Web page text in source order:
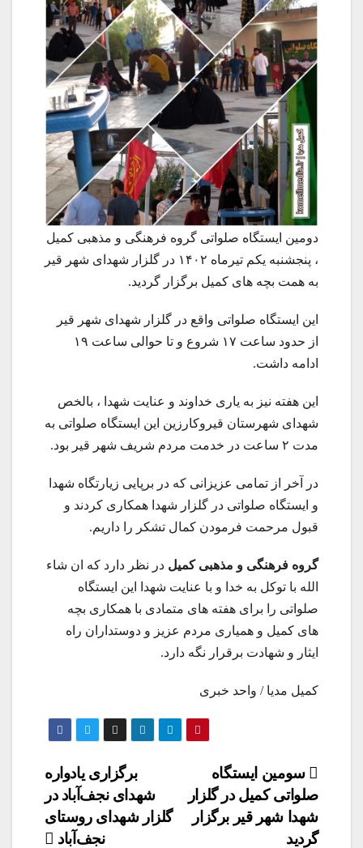
دومین ایستگاه صلواتی گروه فرهنگی و مذهبی کمیل
، پنجشنبه یکم تیرماه ۱۴۰۲ در گلزار شهدای شهر قیر
به همت بچه های کمیل برگزار گردید.
این ایستگاه صلواتی واقع در گلزار شهدای شهر قیر
از حدود ساعت ۱۷ شروع و تا حوالی ساعت ۱۹
ادامه داشت.
این هفته نیز به یاری خداوند و عنایت شهدا ، بالخص
شهدای شهرستان قیروکارزین این ایستگاه صلواتی به
مدت ۲ ساعت در خدمت مردم شریف شهر قیر بود.
در آخر از تمامی عزیزانی که در برپایی زیارتگاه شهدا
و ایستگاه صلواتی در گلزار شهدا همکاری کردند و
قبول مرحمت فرمودن کمال تشکر را داریم.
گروه فرهنگی و مذهبی کمیل در نظر دارد که ان‌ شاء
الله با توکل به خدا و با عنایت شهدا این ایستگاه
صلواتی را برای هفته های متمادی با همکاری بچه
های کمیل و همیاری مردم عزیز و دوستداران راه
ایثار و شهادت برقرار نگه دارد.
کمیل مدیا / واحد خبری
راهبری
نوشته
برگزاری یادواره
شهدای نجف‌آباد در
گلزار شهدای روستای
نجف‌آباد
سومین ایستگاه
صلواتی کمیل در گلزار
شهدا شهر قیر برگزار
گردید